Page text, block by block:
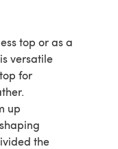
top or as a
versatile
for
up
the